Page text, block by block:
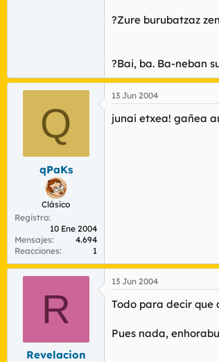
?Zure burubatzaz
?Bai, ba. Ba-neban
Q
qPaKs
Clásico
Registro
10 Ene 2004
Mensajes
4.694
Reacciones
1
13 Jun 2004
junai etxea! gañea
R
Revelacion
13 Jun 2004
Todo para decir que
Pues nada,